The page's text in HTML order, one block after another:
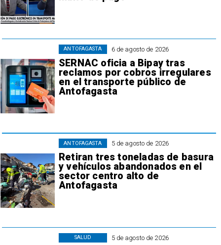
6 de agosto de 2026
SERNAC oficia a Bipay tras
reclamos por cobros irregulares
en el transporte público de
Antofagasta
ANTOFAGASTA
5 de agosto de 2026
Retiran tres toneladas de basura
y vehículos abandonados en el
sector centro alto de
Antofagasta
ANTOFAGASTA
5 de agosto de 2026
SALUD